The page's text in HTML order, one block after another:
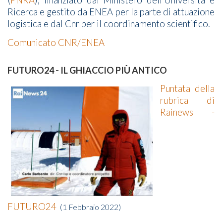
Ricerca e gestito da ENEA per la parte di attuazione
logistica e dal Cnr per il coordinamento scientifico.
Comunicato CNR/ENEA
FUTURO24 - IL GHIACCIO PIÙ ANTICO
Puntata della
rubrica di
Rainews -
FUTURO24 (1 Febbraio 2022)